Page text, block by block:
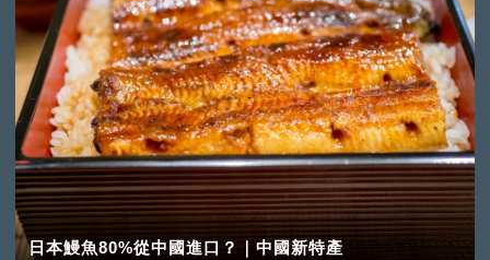
日本鰻魚80%從中國進口？｜中國新特產